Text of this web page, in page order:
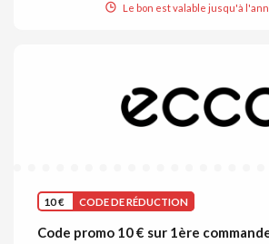
Le bon est valable jusqu'à
10 € CODE DE RÉDUCTION
Code promo 10 € sur 1ère